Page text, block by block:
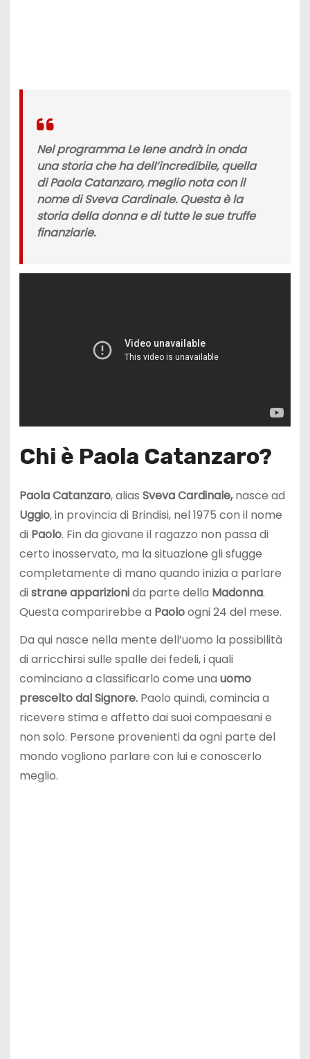
Nel programma Le Iene andrà in onda
una storia che ha dell’incredibile, quella
di Paola Catanzaro, meglio nota con il
nome diSveva Cardinale.Questa è la
storia della donna e di tutte le suetruffe
finanziarie.
Chi è Paola Catanzaro?
Paola Catanzaro, alias Sveva Cardinale,nasce ad
Uggio, in provincia di Brindisi, nel 1975 con il nome
di Paolo. Fin da giovane il ragazzo non passa di
certo inosservato, ma la situazione gli sfugge
completamente di mano quando inizia a parlare
distrane apparizionida parte della Madonna.
Questa comparirebbe a Paoloogni 24 del mese.
Da qui nasce nella mente dell’uomo la possibilità
di arricchirsi sulle spalle dei fedeli, i quali
cominciano a classificarlo come una uomo
prescelto dal Signore.Paolo quindi, comincia a
ricevere stima e affetto dai suoi compaesani e
non solo. Persone provenienti da ogni parte del
mondo vogliono parlare con lui e conoscerlo
meglio.